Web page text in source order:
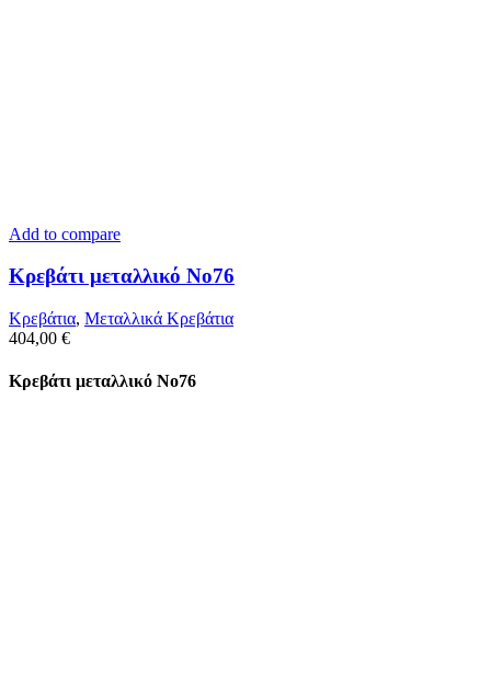
Add to compare
Κρεβάτι μεταλλικό Νο76
Κρεβάτια, Μεταλλικά Κρεβάτια
404,00 €
Κρεβάτι μεταλλικό Νο76